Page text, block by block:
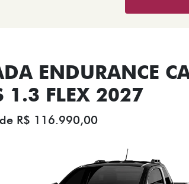
ENDURANCE
1.3 FLEX 2027
R$ 116.990,00